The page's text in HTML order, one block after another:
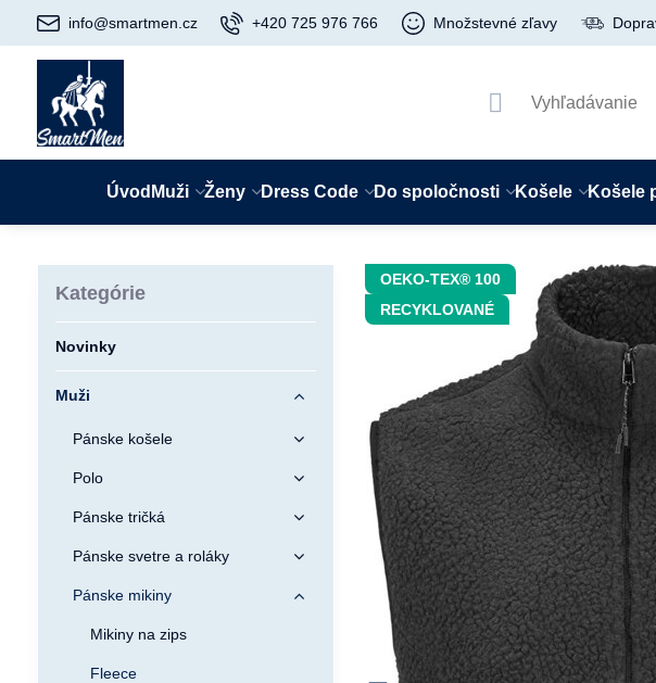
info@smartmen.cz +420 725 976 766 Množstevné zľavy
Úvod Muži Ženy Dress Code Do spoločnosti Košele Košele
OEKO-TEX® 100
RECYKLOVANÉ
Kategórie
Novinky
Muži
Pánske košele
Polo
Pánske tričká
Pánske svetre a roláky
Pánske mikiny
Mikiny na zips
Fleece